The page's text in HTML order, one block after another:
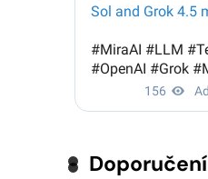
Doporučení